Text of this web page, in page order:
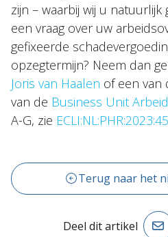
zijn – waarbij wij u natuurlijk
een vraag over uw
gefixeerde
opzegtermijn? Neem dan
Joris van Haalen of een van
van de Business Unit
A-G, zie
Terug naar het
Deel dit artikel